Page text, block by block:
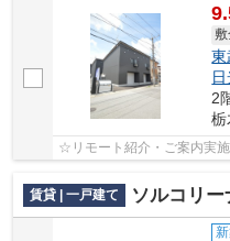
東
2
栃
☆リモート紹介・ご案内実
賃貸 | 一戸建て ソルコリー